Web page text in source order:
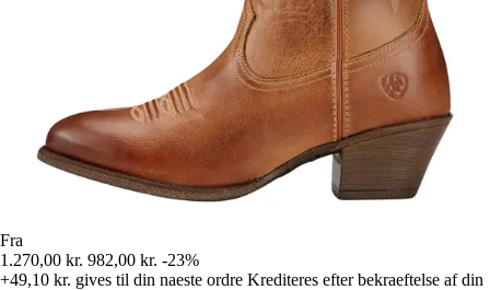
Fra
1.270,00 kr. 982,00 kr. -23%
+49,10 kr. gives til din naeste ordre Krediteres efter bekraeftelse af din